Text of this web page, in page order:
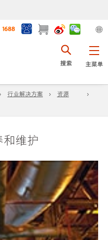
主菜单
搜索
行业解决方案
资源
维护